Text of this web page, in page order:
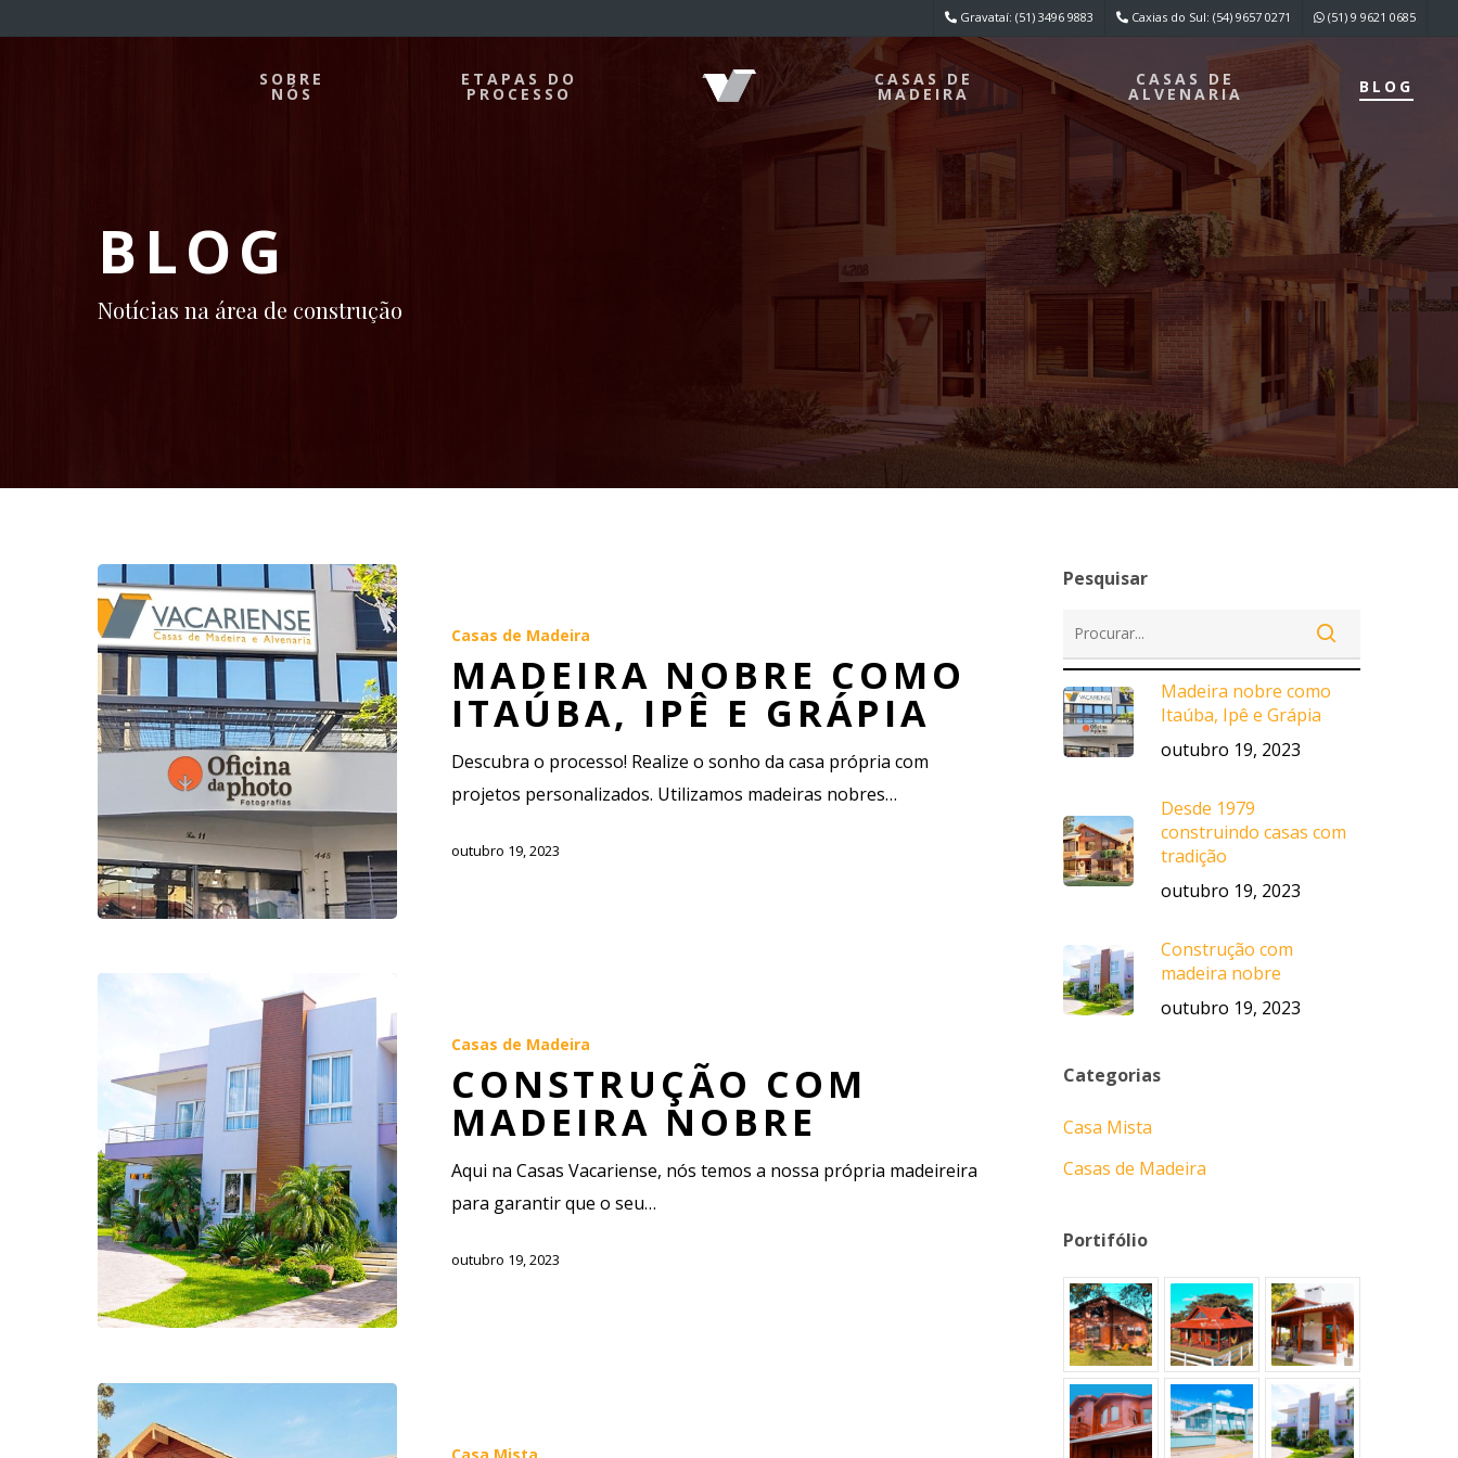
Gravataí: (51) 3496 9883 Caxias do Sul: (54) 9657 0271 (51) 9 9621 0685
SOBRE
NÓS
ETAPAS DO
PROCESSO
CASAS DE
MADEIRA
CASAS DE
ALVENARIA BLOG
BLOG
Notícias na área de construção
Casas de Madeira
MADEIRA NOBRE COMO
ITAÚBA, IPÊ E GRÁPIA
Descubra o processo! Realize o sonho da casa própria com
projetos personalizados. Utilizamos madeiras nobres…
outubro 19, 2023
Casas de Madeira
CONSTRUÇÃO COM
MADEIRA NOBRE
Aqui na Casas Vacariense, nós temos a nossa própria madeireira
para garantir que o seu…
outubro 19, 2023
Pesquisar
Madeira nobre como
Itaúba, Ipê e Grápia
outubro 19, 2023
Desde 1979
construindo casas com
tradição
outubro 19, 2023
Construção com
madeira nobre
outubro 19, 2023
Categorias
Casa Mista
Casas de Madeira
Portifólio